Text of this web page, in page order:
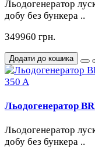
Льодогенератор
добу без бункера ..
349960 грн.
Додати до кошика
Льодогенератор
Льодогенератор
добу без бункера ..